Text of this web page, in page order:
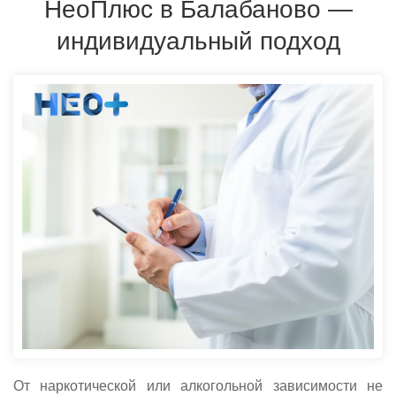
Терапия может проходить на дому или в стационаре
НеоПлюс в Балабаново —
индивидуальный подход
От наркотической или алкогольной зависимости не